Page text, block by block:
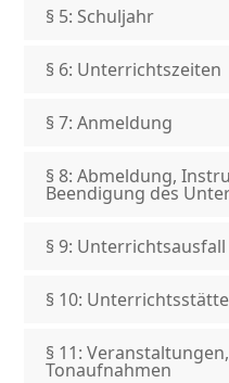
§ 5: Schuljahr
§ 6: Unterrichtszeiten
§ 7: Anmeldung
§ 8: Abmeldung,
Beendigung des
§ 9: Unterrichtsausfall
§ 10:
§ 11:
Tonaufnahmen